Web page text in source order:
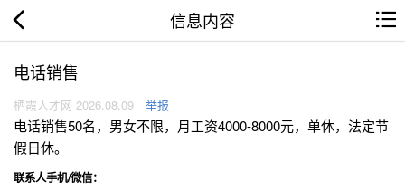
信息内容
电话销售
栖霞人才网 2026.08.09 举报
电话销售50名，男女不限，月工资4000-8000元，单休，法定节
假日休。
联系人手机/微信：